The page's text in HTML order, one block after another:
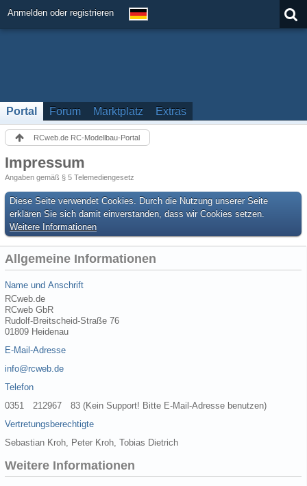
Anmelden oder registrieren
Portal Forum Marktplatz Extras
RCweb.de RC-Modellbau-Portal
Impressum
Angaben gemäß § 5 Telemediengesetz
Diese Seite verwendet Cookies. Durch die Nutzung unserer Seite
erklären Sie sich damit einverstanden, dass wir Cookies setzen.
Weitere Informationen
Allgemeine Informationen
Name und Anschrift
RCweb.de
RCweb GbR
Rudolf-Breitscheid-Straße 76
01809 Heidenau
E-Mail-Adresse
info@rcweb.de
Telefon
0351 212967 83 (Kein Support! Bitte E-Mail-Adresse benutzen)
Vertretungsberechtigte
Sebastian Kroh, Peter Kroh, Tobias Dietrich
Weitere Informationen